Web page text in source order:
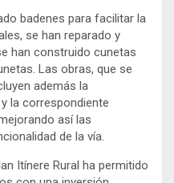
badenes para facilitar la
se han reparado y
han construido cunetas
Las obras, que se
además la
la correspondiente
así las
de la vía.
Itínere Rural ha permitido